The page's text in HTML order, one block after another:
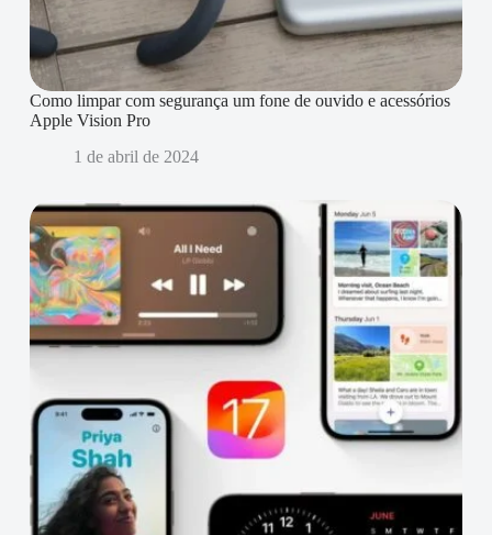
Como limpar com segurança um fone de ouvido e acessórios
Apple Vision Pro
1 de abril de 2024